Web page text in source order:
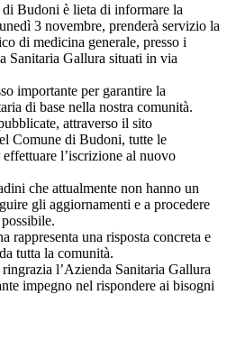
Budoni è lieta di informare la
3 novembre, prenderà servizio la
di medicina generale, presso i
Sanitaria Gallura situati in via
importante per garantire la
di base nella nostra comunità.
attraverso il sito
Comune di Budoni, tutte le
l’iscrizione al nuovo
che attualmente non hanno un
gli aggiornamenti e a procedere
rappresenta una risposta concreta e
tutta la comunità.
l’Azienda Sanitaria Gallura
impegno nel rispondere ai bisogni